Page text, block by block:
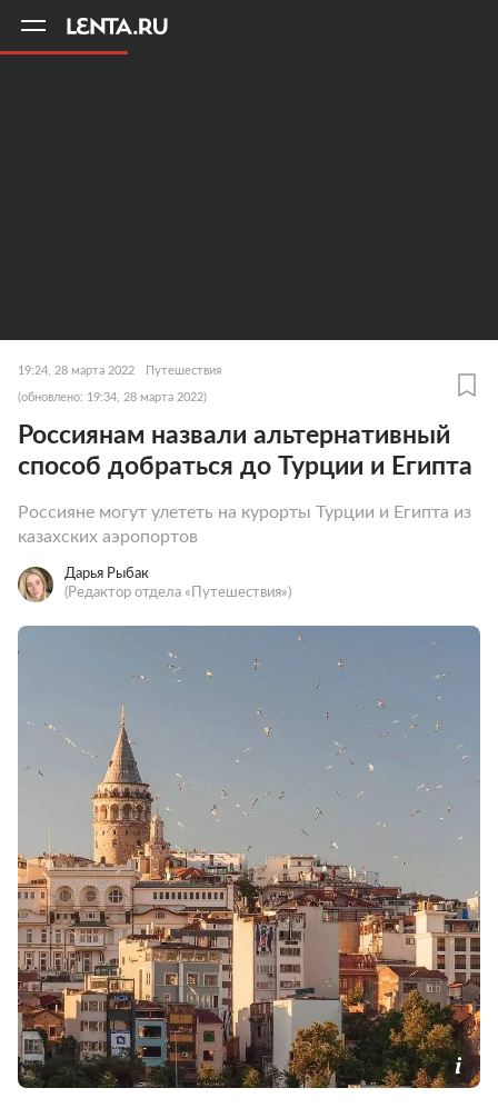
19:24, 28 марта 2022 Путешествия
(обновлено: 19:34, 28 марта 2022)
Россиянам назвали альтернативный
способ добраться до Турции и Египта
Россияне могут улететь на курорты Турции и Египта из
казахских аэропортов
Дарья Рыбак
(Редактор отдела «Путешествия»)